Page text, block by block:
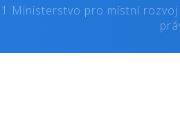
Ministerstvo pro místní rozvoj